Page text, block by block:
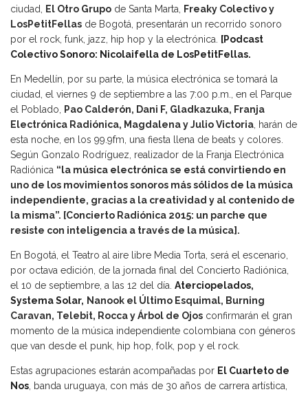
ciudad, El Otro Grupo de Santa Marta, Freaky Colectivoy
LosPetitFellas de Bogotá, presentarán un recorrido sonoro
por el rock, funk, jazz, hip hop y la electrónica. [Podcast
Colectivo Sonoro: Nicolaifella de LosPetitFellas.
En Medellín, por su parte, la música electrónica se tomará la
ciudad, el viernes 9 de septiembre a las 7:00 p.m., en el Parque
el Poblado, Pao Calderón, Dani F, Gladkazuka, Franja
Electrónica Radiónica, Magdalena y Julio Victoria , harán de
esta noche, en los 99.9fm, una fiesta llena de beats y colores.
Según Gonzalo Rodríguez, realizador de la Franja Electrónica
Radiónica “la música electrónica se está convirtiendo en
uno de los movimientos sonoros más sólidos de la música
independiente, gracias a la creatividad y al contenido de
la misma”. [Concierto Radiónica 2015: un parche que
resiste con inteligencia a través de la música].
En Bogotá, el Teatro al aire libre Media Torta, será el escenario,
por octava edición, de la jornada final del Concierto Radiónica,
el 10 de septiembre, a las 12 del día. Aterciopelados,
Systema Solar, Nanook el Último Esquimal, Burning
Caravan, Telebit, RoccayÁrbol de Ojos confirmarán el gran
momento de la música independiente colombiana con géneros
que van desde el punk, hip hop, folk, pop y el rock.
Estas agrupaciones estarán acompañadas por El Cuarteto de
Nos , banda uruguaya, con más de 30 años de carrera artística,